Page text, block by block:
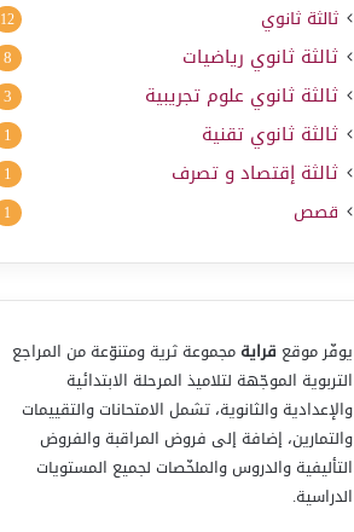
ثالثة ثانوي 12
ثالثة ثانوي رياضيات 8
ثالثة ثانوي علوم تجريبية 3
ثالثة ثانوي تقنية 1
ثالثة إقتصاد و تصرف 1
قصص 1
يوفّر موقع قرايةمجموعة ثرية ومتنوّعة من المراجع
التربوية الموجّهة لتلاميذ المرحلة الابتدائية
والإعدادية والثانوية، تشمل الامتحانات والتقييمات
والتمارين، إضافة إلى فروض المراقبة والفروض
التأليفية والدروس والملخّصات لجميع المستويات
الدراسية.